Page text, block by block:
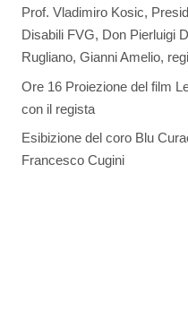
Prof. Vladimiro Kosic,
Disabili FVG, Don Pierluigi
Rugliano, Gianni Amelio,
Ore 16 Proiezione del film
con il regista
Esibizione del coro Blu
Francesco Cugini